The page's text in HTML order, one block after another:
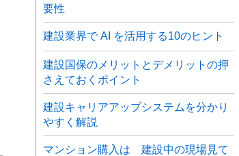
要性
建設業界で AI を活用する10のヒント
建設国保のメリットとデメリットの押
さえておくポイント
建設キャリアアップシステムを分かり
やすく解説
マンション購入は 建設中の現場見て